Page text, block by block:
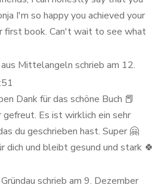
I'm so happy you achieved your
first book. Can't wait to see what
aus Mittelangeln schrieb am 12.
Dank für das schöne Buch 📕
gefreut. Es ist wirklich ein sehr
du geschrieben hast. Super 🤗
dich und bleibt gesund und stark 🍀
Gründau schrieb am 9. Dezember